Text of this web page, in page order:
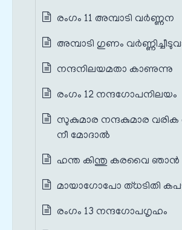
രംഗം 11 അമ്പാടി വർണ്ണന
അമ്പാടി ഗുണം
നന്ദനിലയമതാ കാണുന്നു
രംഗം 12 നന്ദഗോപനിലയം
സുകുമാര നന്ദകുമാര വരിക
നീ മോദാൽ
ഹന്ത കിന്തു കരവൈ ഞാൻ
മായാഗോപോ ത്‌ധടിതി
രംഗം 13 നന്ദഗോപഗൃഹം